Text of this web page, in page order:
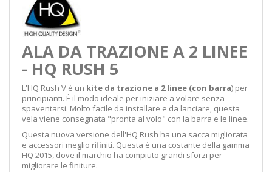
ALA DA TRAZIONE A 2 LINEE
- HQ RUSH 5
L'HQ Rush V è un kite da trazione a 2 linee (con barra) per
principianti. È il modo ideale per iniziare a volare senza
spaventarsi. Molto facile da installare e da lanciare, questa
vela viene consegnata "pronta al volo" con la barra e le linee.
Questa nuova versione dell'HQ Rush ha una sacca migliorata
e accessori meglio rifiniti. Questa è una costante della gamma
HQ 2015, dove il marchio ha compiuto grandi sforzi per
migliorare le finiture.